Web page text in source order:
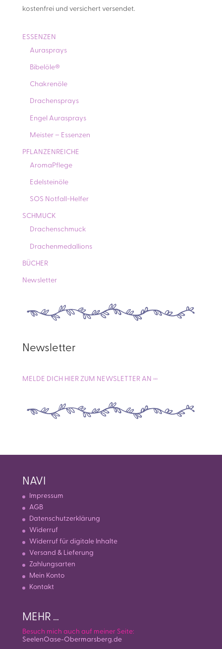
kostenfrei und versichert versendet.
ESSENZEN
Aurasprays
Bibelöle®
Chakrenöle
Drachensprays
Engel Aurasprays
Meister – Essenzen
PFLANZENREICHE
AromaPflege
Edelsteinöle
SOS Notfall-Helfer
SCHMUCK
Drachenschmuck
Drachenmedallions
BÜCHER
Newsletter
Newsletter
MELDE DICH HIER ZUM NEWSLETTER AN ›››
NAVI
Impressum
AGB
Datenschutzerklärung
Widerruf
Widerruf für digitale Inhalte
Versand & Lieferung
Zahlungsarten
Mein Konto
Kontakt
MEHR …
Besuch mich auch auf meiner Seite:
SeelenOase-Obermarsberg.de